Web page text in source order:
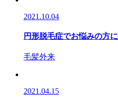
2021.10.04
円形脱毛症でお悩みの方に
毛髪外来
2021.04.15